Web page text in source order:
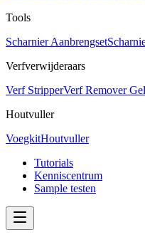
Tools
Scharnier Aanbrengset
Verfverwijderaars
Verf StripperVerf Remover Gel
Houtvuller
VoegkitHoutvuller
Tutorials
Kenniscentrum
Sample testen